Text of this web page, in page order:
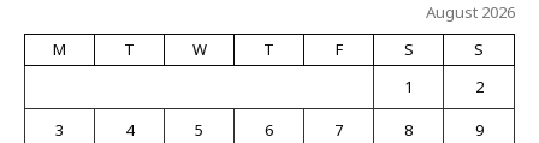
August 2026
M
T W T F S
S
1
2
3
4 5 6 7 8
9